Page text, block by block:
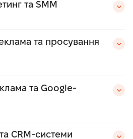
та SMM
та просування
та Google-
CRM-системи